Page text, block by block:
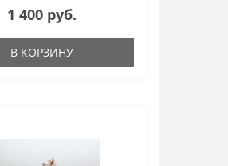
1 400 руб.
В КОРЗИНУ